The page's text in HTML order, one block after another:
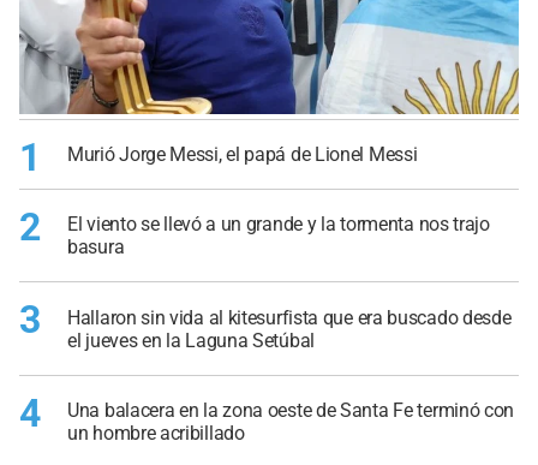
1 Murió Jorge Messi, el papá de Lionel Messi
2
El viento se llevó a un grande y la tormenta nos trajo
basura
3
Hallaron sin vida al kitesurfista que era buscado desde
el jueves en la Laguna Setúbal
4
Una balacera en la zona oeste de Santa Fe terminó con
un hombre acribillado